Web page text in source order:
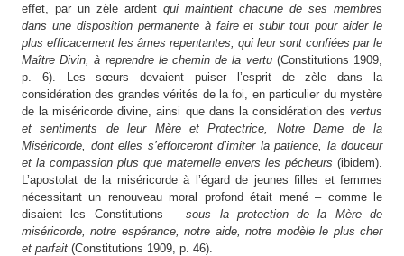
effet, par un zèle ardent qui maintient chacune de ses membres
dans une disposition permanente à faire et subir tout pour aider le
plus efficacement les âmes repentantes, qui leur sont confiées par le
Maître Divin, à reprendre le chemin de la vertu (Constitutions 1909,
p. 6). Les sœurs devaient puiser l’esprit de zèle dans la
considération des grandes vérités de la foi, en particulier du mystère
de la miséricorde divine, ainsi que dans la considération des vertus
et sentiments de leur Mère et Protectrice, Notre Dame de la
Miséricorde, dont elles s’efforceront d’imiter la patience, la douceur
et la compassion plus que maternelle envers les pécheurs (ibidem).
L’apostolat de la miséricorde à l’égard de jeunes filles et femmes
nécessitant un renouveau moral profond était mené – comme le
disaient les Constitutions –sous la protection de la Mère de
miséricorde, notre espérance, notre aide, notre modèle le plus cher
et parfait (Constitutions 1909, p. 46).